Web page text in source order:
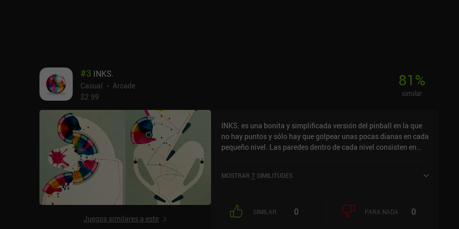
#3 INKS.
Casual
Arcade
$2.99
81%
similar
Juegos similares a este
INKS. es una bonita y simplificada versión del pinball en la que
no hay puntos y sólo hay que golpear unas pocas dianas en cada
pequeño nivel. Las paredes dentro de cada nivel consisten en
golpear todos estos cuadrados de pintura con el menor número
vidas, nuestra bola se vuelve negra y convierte en negra también
MOSTRAR 7 SIMILITUDES
SIMILAR 0 PARA NADA 0